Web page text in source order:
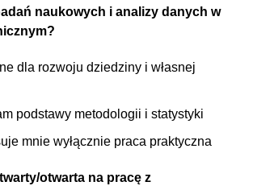
naukowych i analizy danych w
dla rozwoju dziedziny i własnej
podstawy metodologii i statystyki
mnie wyłącznie praca praktyczna
otwarta na pracę z